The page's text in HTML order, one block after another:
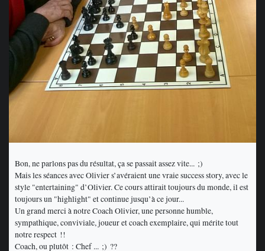
Bon, ne parlons pas du résultat, ça se passait assez vite... ;)
Mais les séances avec Olivier s’avéraient une vraie success story, avec le
style "entertaining" d’Olivier. Ce cours attirait toujours du monde, il est
toujours un "highlight" et continue jusqu’à ce jour...
Un grand merci à notre Coach Olivier, une personne humble,
sympathique, conviviale, joueur et coach exemplaire, qui mérite tout
notre respect !!
Coach, ou plutôt : Chef ... ;) ??